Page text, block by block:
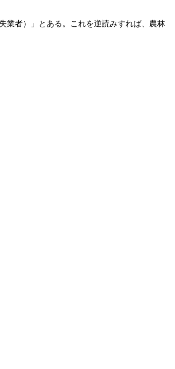
業者）」とある。これを逆読みすれば、農林